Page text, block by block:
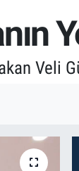
Veli